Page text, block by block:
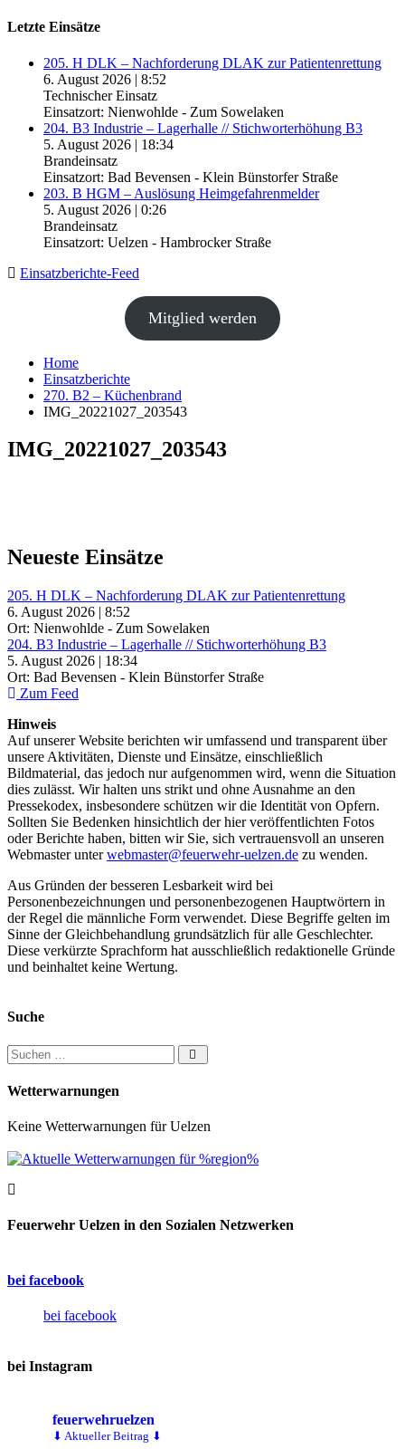
Letzte Einsätze
205. H DLK – Nachforderung DLAK zur Patientenrettung
6. August 2026 | 8:52
Technischer Einsatz
Einsatzort: Nienwohlde - Zum Sowelaken
204. B3 Industrie – Lagerhalle // Stichworterhöhung B3
5. August 2026 | 18:34
Brandeinsatz
Einsatzort: Bad Bevensen - Klein Bünstorfer Straße
203. B HGM – Auslösung Heimgefahrenmelder
5. August 2026 | 0:26
Brandeinsatz
Einsatzort: Uelzen - Hambrocker Straße
Einsatzberichte-Feed
Mitglied werden
Home
Einsatzberichte
270. B2 – Küchenbrand
IMG_20221027_203543
IMG_20221027_203543
Neueste Einsätze
205. H DLK – Nachforderung DLAK zur Patientenrettung
6. August 2026 | 8:52
Ort: Nienwohlde - Zum Sowelaken
204. B3 Industrie – Lagerhalle // Stichworterhöhung B3
5. August 2026 | 18:34
Ort: Bad Bevensen - Klein Bünstorfer Straße
Zum Feed
Hinweis
Auf unserer Website berichten wir umfassend und transparent über
unsere Aktivitäten, Dienste und Einsätze, einschließlich
Bildmaterial, das jedoch nur aufgenommen wird, wenn die Situation
dies zulässt. Wir halten uns strikt und ohne Ausnahme an den
Pressekodex, insbesondere schützen wir die Identität von Opfern.
Sollten Sie Bedenken hinsichtlich der hier veröffentlichten Fotos
oder Berichte haben, bitten wir Sie, sich vertrauensvoll an unseren
Webmaster unterwebmaster@feuerwehr-uelzen.de zu wenden.
Aus Gründen der besseren Lesbarkeit wird bei
Personenbezeichnungen und personenbezogenen Hauptwörtern in
der Regel die männliche Form verwendet. Diese Begriffe gelten im
Sinne der Gleichbehandlung grundsätzlich für alle Geschlechter.
Diese verkürzte Sprachform hat ausschließlich redaktionelle Gründe
und beinhaltet keine Wertung.
Suche
Suchen nach:
Wetterwarnungen
Keine Wetterwarnungen für Uelzen
Feuerwehr Uelzen in den Sozialen Netzwerken
bei facebook
bei facebook
bei Instagram
feuerwehruelzen
⬇ Aktueller Beitrag ⬇